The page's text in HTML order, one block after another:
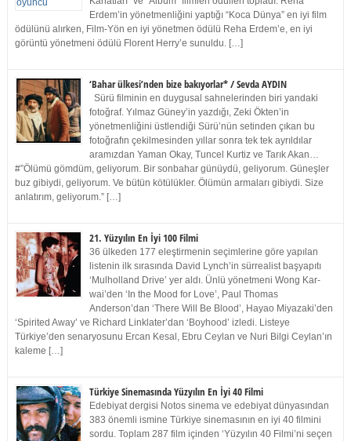
Erdem’in yönetmenliğini yaptığı “Koca Dünya” en iyi film
ödülünü alırken, Film-Yön en iyi yönetmen ödülü Reha Erdem’e, en iyi
görüntü yönetmeni ödülü Florent Herry’e sunuldu. […]
‘Bahar ülkesi’nden bize bakıyorlar* / Sevda AYDIN
Sürü filminin en duygusal sahnelerinden biri yandaki
fotoğraf. Yılmaz Güney’in yazdığı, Zeki Ökten’in
yönetmenliğini üstlendiği Sürü’nün setinden çıkan bu
fotoğrafın çekilmesinden yıllar sonra tek tek ayrıldılar
aramızdan Yaman Okay, Tuncel Kurtiz ve Tarık Akan…
#”Ölümü gömdüm, geliyorum. Bir sonbahar günüydü, geliyorum. Güneşler
buz gibiydi, geliyorum. Ve bütün kötülükler. Ölümün armaları gibiydi. Size
anlatırım, geliyorum.” […]
21. Yüzyılın En İyi 100 Filmi
36 ülkeden 177 eleştirmenin seçimlerine göre yapılan
listenin ilk sırasında David Lynch’in sürrealist başyapıtı
‘Mulholland Drive’ yer aldı. Ünlü yönetmeni Wong Kar-
wai’den ‘In the Mood for Love’, Paul Thomas
Anderson’dan ‘There Will Be Blood’, Hayao Miyazaki’den
‘Spirited Away’ ve Richard Linklater’dan ‘Boyhood’ izledi. Listeye
Türkiye’den senaryosunu Ercan Kesal, Ebru Ceylan ve Nuri Bilgi Ceylan’ın
kaleme […]
Türkiye Sinemasında Yüzyılın En İyi 40 Filmi
Edebiyat dergisi Notos sinema ve edebiyat dünyasından
383 önemli ismine Türkiye sinemasının en iyi 40 filmini
sordu. Toplam 287 film içinden ‘Yüzyılın 40 Filmi’ni seçen